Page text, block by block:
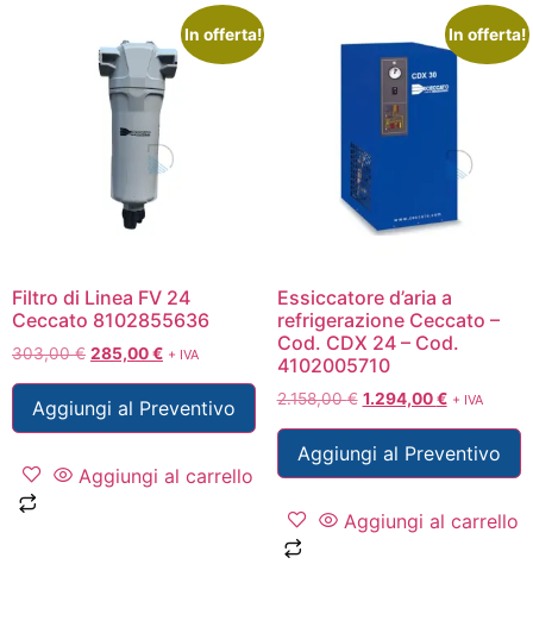
In offerta!
Filtro di Linea FV 24
Ceccato 8102855636
303,00€ 285,00€ + IVA
Aggiungi al Preventivo
Aggiungi al carrello
In offerta!
Essiccatore d’aria a
refrigerazione Ceccato –
Cod. CDX 24 – Cod.
4102005710
2.158,00€ 1.294,00€ + IVA
Aggiungi al Preventivo
Aggiungi al carrello